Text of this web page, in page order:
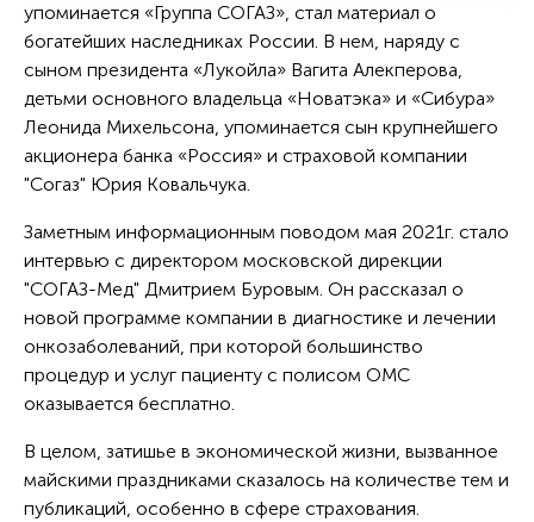
упоминается «Группа СОГАЗ», стал материал о
богатейших наследниках России. В нем, наряду с
сыном президента «Лукойла» Вагита Алекперова,
детьми основного владельца «Новатэка» и «Сибура»
Леонида Михельсона, упоминается сын крупнейшего
акционера банка «Россия» и страховой компании
"Согаз" Юрия Ковальчука.
Заметным информационным поводом мая 2021г. стало
интервью с директором московской дирекции
"СОГАЗ-Мед" Дмитрием Буровым. Он рассказал о
новой программе компании в диагностике и лечении
онкозаболеваний, при которой большинство
процедур и услуг пациенту с полисом ОМС
оказывается бесплатно.
В целом, затишье в экономической жизни, вызванное
майскими праздниками сказалось на количестве тем и
публикаций, особенно в сфере страхования.